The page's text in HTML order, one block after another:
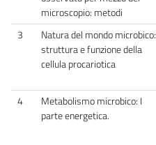
microscopio: metodi
3
Natura del mondo microbico:
struttura e funzione della
cellula procariotica
4
Metabolismo microbico: I
parte energetica.